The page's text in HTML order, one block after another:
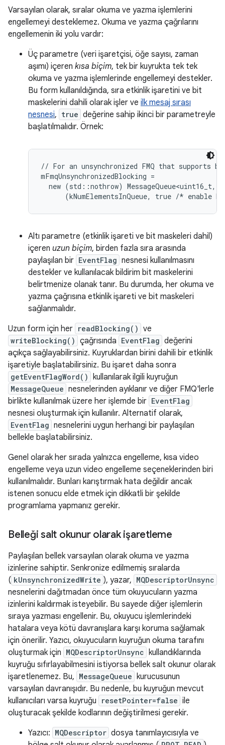
Varsayılan olarak, sıralar okuma ve yazma işlemlerini
engellemeyi desteklemez. Okuma ve yazma çağrılarını
engellemenin iki yolu vardır:
Üç parametre (veri işaretçisi, öğe sayısı, zaman
aşımı) içeren kısa biçim, tek bir kuyrukta tek tek
okuma ve yazma işlemlerinde engellemeyi destekler.
Bu form kullanıldığında, sıra etkinlik işaretini ve bit
maskelerini dahili olarak işler ve ilk mesaj sırası
nesnesi, true değerine sahip ikinci bir parametreyle
başlatılmalıdır. Örnek:
// For an unsynchronized FMQ that supports
mFmqUnsynchronizedBlocking =
new (std::nothrow) MessageQueue<uint16_t,
Altı parametre (etkinlik işareti ve bit maskeleri dahil)
içeren uzun biçim, birden fazla sıra arasında
paylaşılan bir EventFlag nesnesi kullanılmasını
destekler ve kullanılacak bildirim bit maskelerini
belirtmenize olanak tanır. Bu durumda, her okuma ve
yazma çağrısına etkinlik işareti ve bit maskeleri
sağlanmalıdır.
Uzun form için her readBlocking() ve
writeBlocking() çağrısında EventFlag değerini
açıkça sağlayabilirsiniz. Kuyruklardan birini dahili bir etkinlik
işaretiyle başlatabilirsiniz. Bu işaret daha sonra
getEventFlagWord() kullanılarak ilgili kuyruğun
MessageQueue nesnelerinden ayıklanır ve diğer FMQ'lerle
birlikte kullanılmak üzere her işlemde bir EventFlag
nesnesi oluşturmak için kullanılır. Alternatif olarak,
EventFlag nesnelerini uygun herhangi bir paylaşılan
bellekle başlatabilirsiniz.
Genel olarak her sırada yalnızca engelleme, kısa video
engelleme veya uzun video engelleme seçeneklerinden biri
kullanılmalıdır. Bunları karıştırmak hata değildir ancak
istenen sonucu elde etmek için dikkatli bir şekilde
programlama yapmanız gerekir.
Belleği salt okunur olarak işaretleme
Paylaşılan bellek varsayılan olarak okuma ve yazma
izinlerine sahiptir. Senkronize edilmemiş sıralarda
( kUnsynchronizedWrite ), yazar, MQDescriptorUnsync
nesnelerini dağıtmadan önce tüm okuyucuların yazma
izinlerini kaldırmak isteyebilir. Bu sayede diğer işlemlerin
sıraya yazması engellenir. Bu, okuyucu işlemlerindeki
hatalara veya kötü davranışlara karşı koruma sağlamak
için önerilir. Yazıcı, okuyucuların kuyruğun okuma tarafını
oluşturmak için MQDescriptorUnsync kullandıklarında
kuyruğu sıfırlayabilmesini istiyorsa bellek salt okunur olarak
işaretlenemez. Bu, MessageQueue kurucusunun
varsayılan davranışıdır. Bu nedenle, bu kuyruğun mevcut
kullanıcıları varsa kuyruğu
resetPointer=false ile
oluşturacak şekilde kodlarının değiştirilmesi gerekir.
Yazıcı: MQDescriptor dosya tanımlayıcısıyla ve